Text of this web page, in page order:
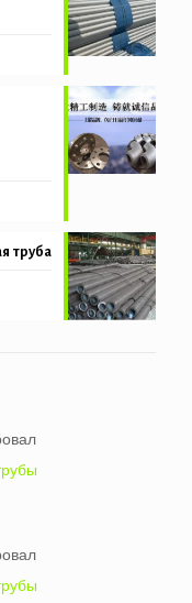
труба